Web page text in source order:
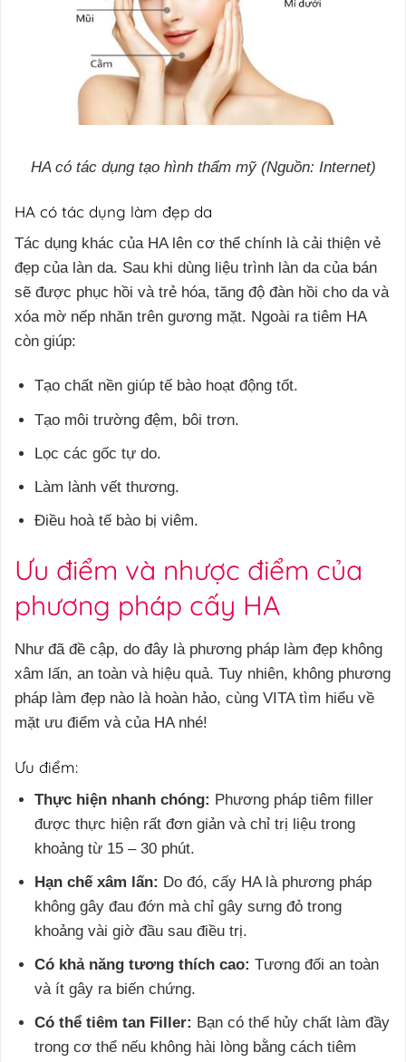
HA có tác dụng tạo hình thẩm mỹ (Nguồn: Internet)
HA có tác dụng làm đẹp da
Tác dụng khác của HA lên cơ thể chính là cải thiện vẻ
đẹp của làn da. Sau khi dùng liệu trình làn da của bán
sẽ được phục hồi và trẻ hóa, tăng độ đàn hồi cho da và
xóa mờ nếp nhăn trên gương mặt. Ngoài ra tiêm HA
còn giúp:
Tạo chất nền giúp tế bào hoạt động tốt.
Tạo môi trường đệm, bôi trơn.
Lọc các gốc tự do.
Làm lành vết thương.
Điều hoà tế bào bị viêm.
Ưu điểm và nhược điểm của
phương pháp cấy HA
Như đã đề cập, do đây là phương pháp làm đẹp không
xâm lấn, an toàn và hiệu quả. Tuy nhiên, không phương
pháp làm đẹp nào là hoàn hảo, cùng VITA tìm hiểu về
mặt ưu điểm và của HA nhé!
Ưu điểm:
Thực hiện nhanh chóng: Phương pháp tiêm filler
được thực hiện rất đơn giản và chỉ trị liệu trong
khoảng từ 15 – 30 phút.
Hạn chế xâm lấn: Do đó, cấy HA là phương pháp
không gây đau đớn mà chỉ gây sưng đỏ trong
khoảng vài giờ đầu sau điều trị.
Có khả năng tương thích cao: Tương đối an toàn
và ít gây ra biến chứng.
Có thể tiêm tan Filler: Bạn có thể hủy chất làm đầy
trong cơ thể nếu không hài lòng bằng cách tiêm